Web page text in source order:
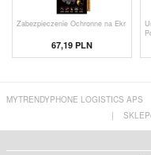
Zabezpieczenie Ochronne na Ekr
67,19 PLN
MYTRENDYPHONE LOGISTICS APS
|